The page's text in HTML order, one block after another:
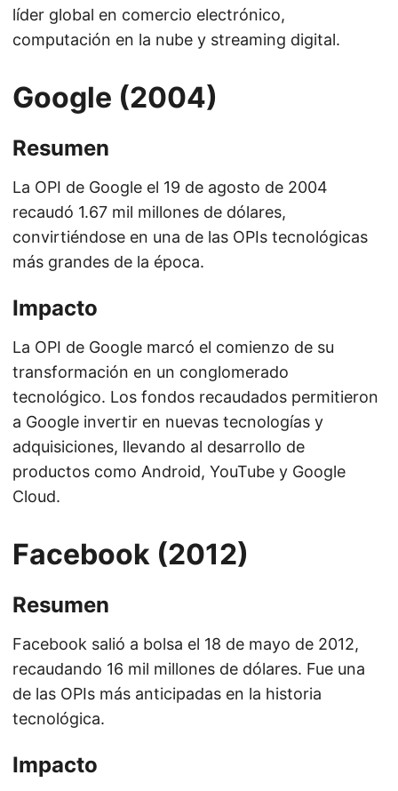
líder global en comercio electrónico,
computación en la nube y streaming digital.
Google (2004)
Resumen
La OPI de Google el 19 de agosto de 2004
recaudó 1.67 mil millones de dólares,
convirtiéndose en una de las OPIs tecnológicas
más grandes de la época.
Impacto
La OPI de Google marcó el comienzo de su
transformación en un conglomerado
tecnológico. Los fondos recaudados permitieron
a Google invertir en nuevas tecnologías y
adquisiciones, llevando al desarrollo de
productos como Android, YouTube y Google
Cloud.
Facebook (2012)
Resumen
Facebook salió a bolsa el 18 de mayo de 2012,
recaudando 16 mil millones de dólares. Fue una
de las OPIs más anticipadas en la historia
tecnológica.
Impacto